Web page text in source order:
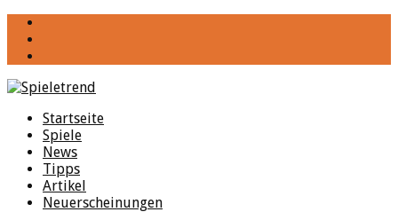
Startseite
Spiele
News
Tipps
Artikel
Neuerscheinungen